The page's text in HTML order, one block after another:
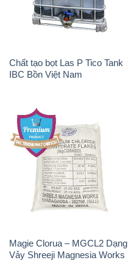
Chất tạo bọt Las P Tico Tank
IBC Bồn Việt Nam
Magie Clorua – MGCL2 Dạng
Vảy Shreeji Magnesia Works